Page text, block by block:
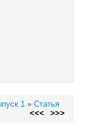
1 » Статья
<<< >>>